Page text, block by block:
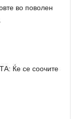
во поволен
Ќе се соочите